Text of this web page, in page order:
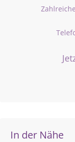
In der Nähe